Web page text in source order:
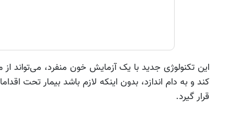
این تکنولوژی جدید با یک آزمایش خون منفرد، می‌تواند
کند و به دام اندازد، ‌بدون اینکه لازم باشد بیمار تحت
قرار گیرد.